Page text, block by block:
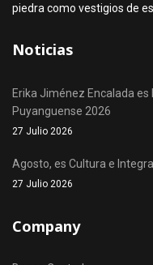
piedra como vestigios de
Noticias
Erika Jiménez Encalada
Puyanguense 2026
27 Julio 2026
Agosto, es Cultura e
27 Julio 2026
Company